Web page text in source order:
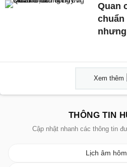
Quan
chuẩn
Xem thêm
THÔNG TIN
Cập nhật nhanh các thông tin
Lịch âm